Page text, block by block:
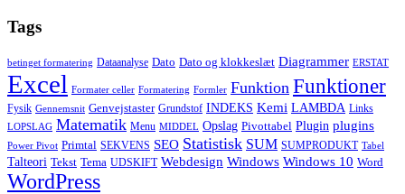
Tags
betinget formatering Dataanalyse Dato Dato og klokkeslæt Diagrammer ERSTAT
Excel Formater celler Formatering Formler Funktion Funktioner
Fysik Gennemsnit Genvejstaster Grundstof INDEKS Kemi LAMBDA Links
LOPSLAG Matematik Menu MIDDEL Opslag Pivottabel Plugin plugins
Power Pivot Primtal SEKVENS SEO Statistisk SUM SUMPRODUKT Tabel
Talteori Tekst Tema UDSKIFT Webdesign Windows Windows 10 Word
WordPress